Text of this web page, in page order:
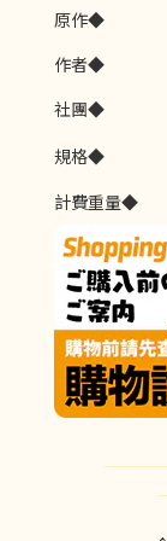
原作◆
作者◆
社團◆
規格◆
計費重量◆